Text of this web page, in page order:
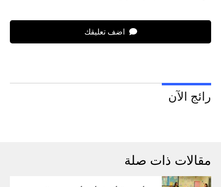
اضف تعليقك
رائج الآن
مقالات ذات صلة